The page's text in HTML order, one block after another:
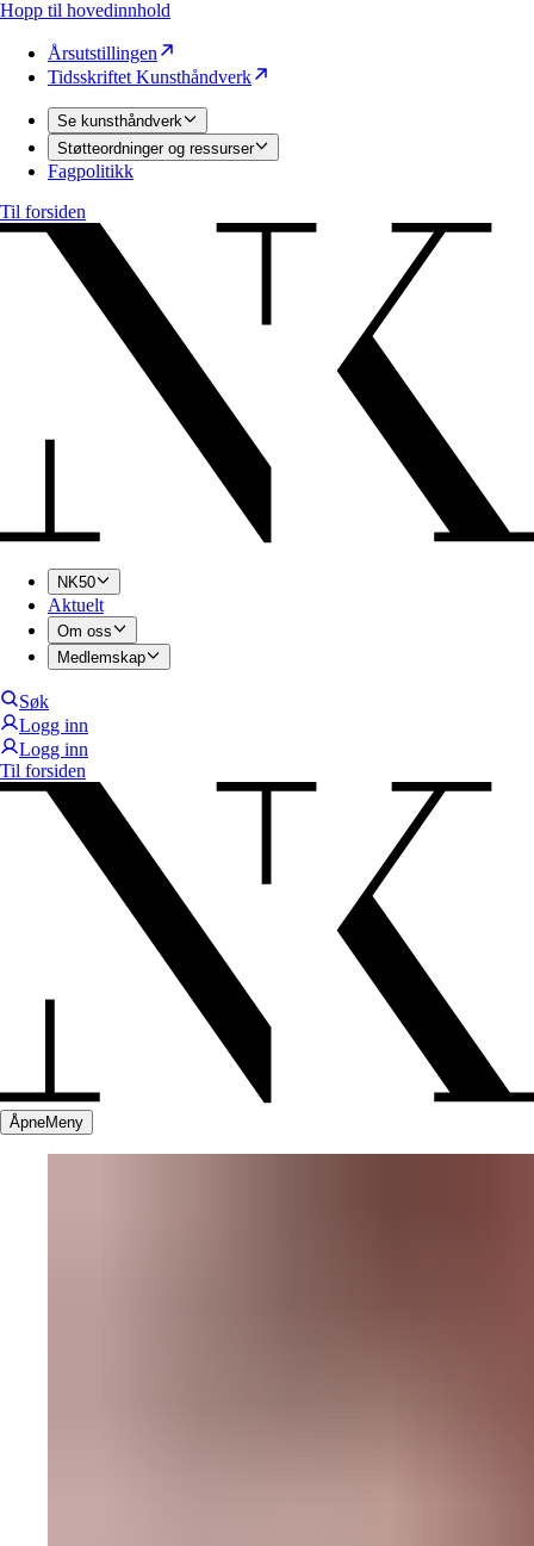
Hopp til hovedinnhold
Årsutstillingen
Tidsskriftet Kunsthåndverk
Se kunsthåndverk
Støtteordninger og ressurser
Fagpolitikk
Til forsiden
NK50
Aktuelt
Om oss
Medlemskap
Søk
Logg inn
Logg inn
Til forsiden
ÅpneMeny